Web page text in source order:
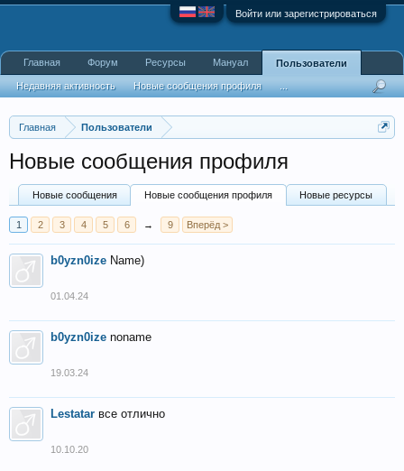
Войти или зарегистрироваться
Главная Пользователи
Новые сообщения профиля
Новые сообщения Новые сообщения профиля Новые ресурсы
1 2 3 4 5 6 → 9 Вперёд >
b0yzn0ize Name)
01.04.24
b0yzn0ize noname
19.03.24
Lestatar все отлично
10.10.20
Главная Форум Ресурсы Мануал Пользователи
Недавняя активность Новые сообщения профиля